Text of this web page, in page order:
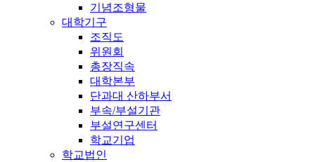
기념조형물
대학기구
조직도
위원회
총장직속
대학본부
단과대 산하부서
부속/부설기관
부설연구센터
학교기업
학교법인